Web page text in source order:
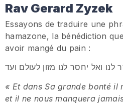
Rav Gerard Zyzek
Essayons de traduire une
hamazone, la bénédiction
avoir mangé du pain :
ואל יחסר לנו מזון לעולם ועד
« Et dans Sa grande bonté il
et il ne nous manquera